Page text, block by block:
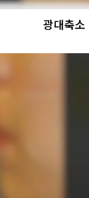
광대축소